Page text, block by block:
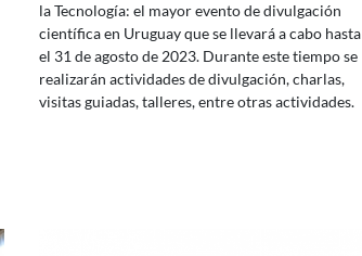
la Tecnología: el mayor evento de divulgación
científica en Uruguay que se llevará a cabo hasta
el 31 de agosto de 2023. Durante este tiempo se
realizarán actividades de divulgación, charlas,
visitas guiadas, talleres, entre otras actividades.